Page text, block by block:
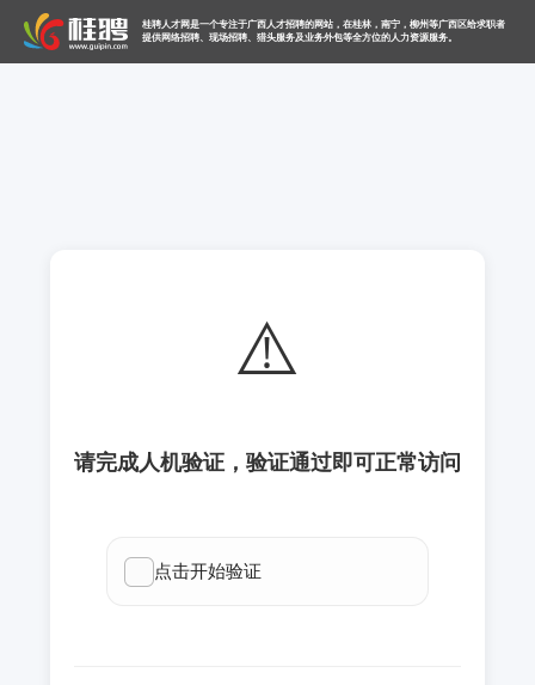
桂聘人才网是一个专注于广西人才招聘的网站，在桂林，南宁，柳州等广西区给求职者
提供网络招聘、现场招聘、猎头服务及业务外包等全方位的人力资源服务。
⚠️
请完成人机验证，验证通过即可正常访问